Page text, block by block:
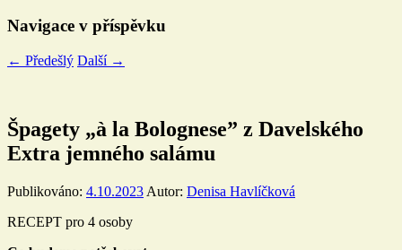
Navigace v příspěvku
← Předešlý Další →
Špagety „à la Bolognese” z Davelského
Extra jemného salámu
Publikováno: 4.10.2023 Autor: Denisa Havlíčková
RECEPT pro 4 osoby